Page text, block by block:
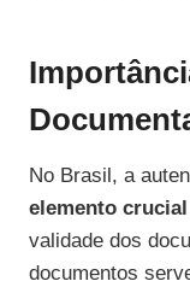
No Brasil, a
elemento
validade dos
documentos